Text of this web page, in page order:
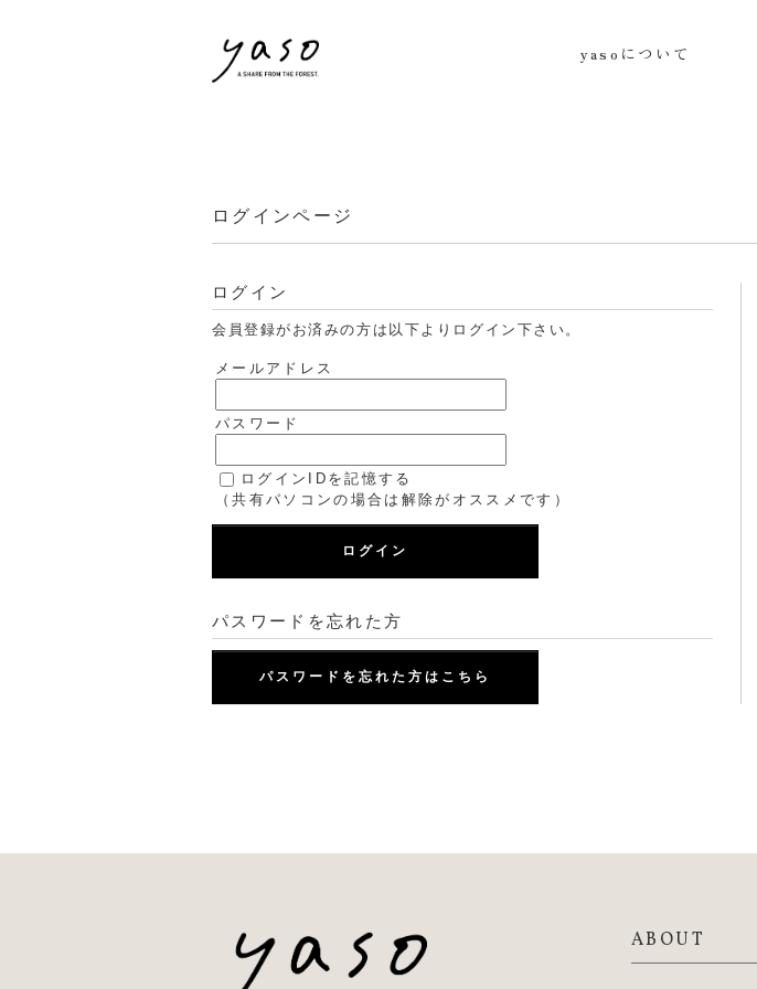
yasoについて
ログインページ
ログイン
会員登録がお済みの方は以下よりログイン下さい。
メールアドレス
パスワード
ログインIDを記憶する
（共有パソコンの場合は解除がオススメです）
ログイン
パスワードを忘れた方
パスワードを忘れた方はこちら
ABOUT